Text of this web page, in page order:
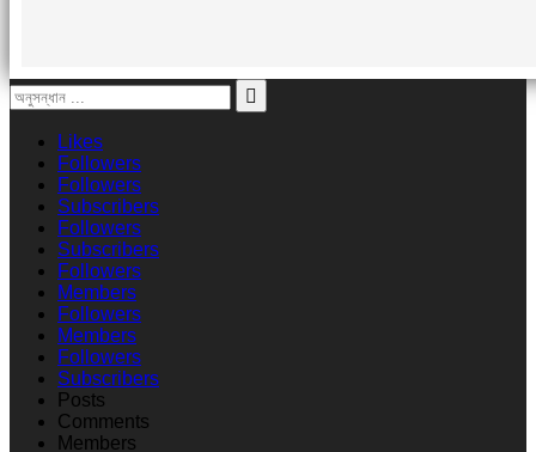
Likes
Followers
Followers
Subscribers
Followers
Subscribers
Followers
Members
Followers
Members
Followers
Subscribers
Posts
Comments
Members